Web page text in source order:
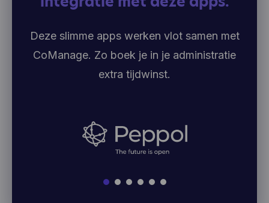
Deze slimme apps werken vlot samen met
CoManage. Zo boek je in je administratie
extra tijdwinst.